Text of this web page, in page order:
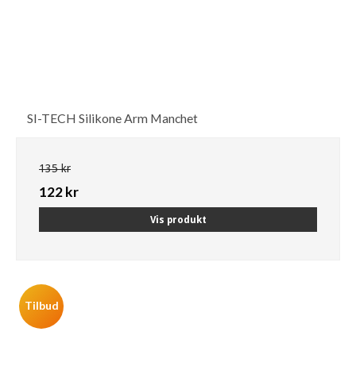
SI-TECH Silikone Arm Manchet
135 kr
122 kr
Vis produkt
Tilbud